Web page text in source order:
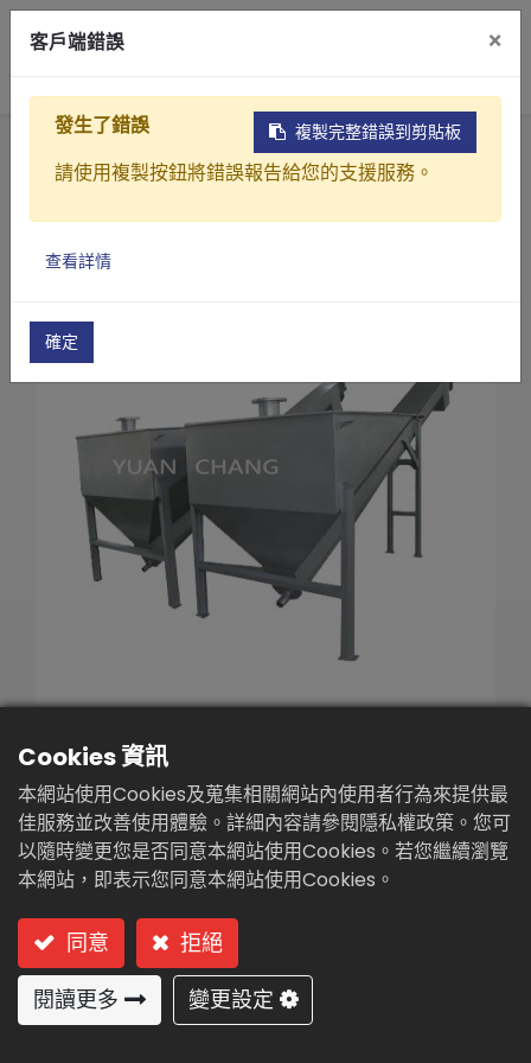
產品介紹
產業解決方案
關於元錩
最新消息
聯絡我們
繁體中文 English (US)
首頁 產品
污水(廢水)處理設備
除砂器/砂水分離機
除砂器/砂水分離機(AB系列)
除砂器/砂水分離機(AB-28)
除砂器/砂水分離機(AB-
28)
型號: AB-28 (螺旋式砂水分離機)
螺旋式砂水分離機
用途
Cookies 資訊
本網站使用Cookies及蒐集相關網站內使用者行為來提供最
佳服務並改善使用體驗。詳細內容請參閱隱私權政策。您可
以隨時變更您是否同意本網站使用Cookies。若您繼續瀏覽
本網站，即表示您同意本網站使用Cookies。
同意
拒絕
閱讀更多
變更設定
客戶端錯誤 ×
複製完整錯誤到剪貼板
發生了錯誤
請使用複製按鈕將錯誤報告給您的支援服務。
查看詳情
確定